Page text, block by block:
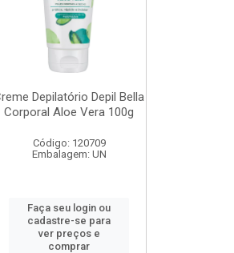
Depilatório Depil Bella
Corporal Aloe Vera 100g
Código: 120709
Embalagem: UN
Faça seu login ou
cadastre-se para
ver preços e
comprar